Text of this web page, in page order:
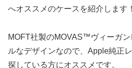
へオススメのケースを紹介します！
MOFT社製のMOVAS™ヴィーガ
ルなデザインなので、Apple純正
探している方にオススメです。